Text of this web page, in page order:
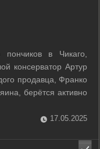
пончиков в Чикаго,
консерватор Артур
продавца, Франко
берётся активно
избавиться от
17.05.2025